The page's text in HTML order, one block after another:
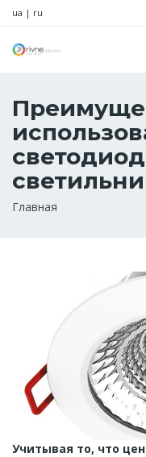
ua | ru
Строка
Главная
Учитывая то, что